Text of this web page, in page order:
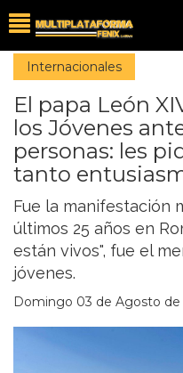
Internacionales
El papa León
los Jóvenes
personas: les
tanto
Fue la manifestación
últimos 25 años en
están vivos", fue el
jóvenes.
Domingo 03 de Agosto de